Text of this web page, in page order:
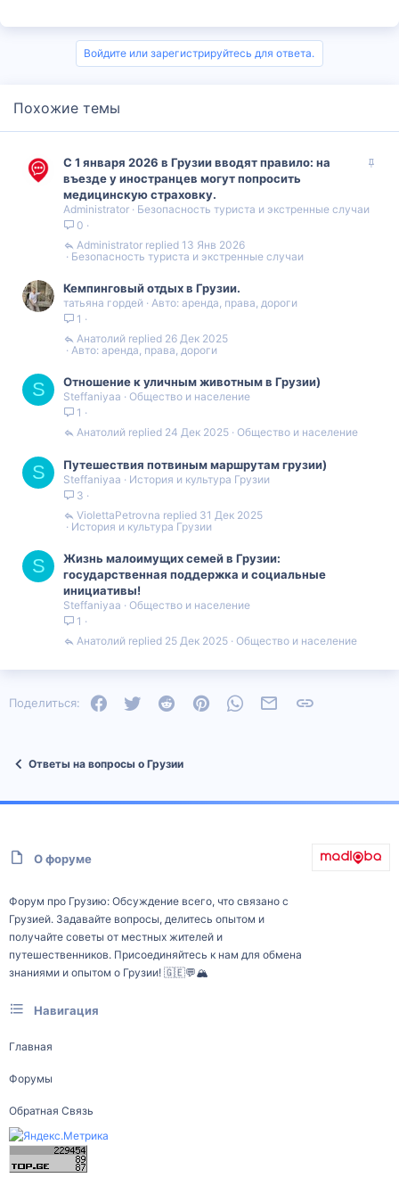
Войдите или зарегистрируйтесь для ответа.
Похожие темы
С 1 января 2026 в Грузии вводят правило: на
въезде у иностранцев могут попросить
медицинскую страховку.
Administrator
Безопасность туриста и экстренные случаи
0
Безопасность туриста и экстренные случаи
13 Янв 2026
Administrator
Кемпинговый отдых в Грузии.
татьяна гордей
Авто: аренда, права, дороги
1
Авто: аренда, права, дороги
26 Дек 2025
Анатолий
S Отношение к уличным животным в Грузии)
Steffaniyaa
Общество и население
1
Общество и население
24 Дек 2025
Анатолий
S Путешествия потвиным маршрутам грузии)
Steffaniyaa
История и культура Грузии
3
История и культура Грузии
31 Дек 2025
ViolettaPetrovna
S
Жизнь малоимущих семей в Грузии:
государственная поддержка и социальные
инициативы!
Steffaniyaa
Общество и население
1
Общество и население
25 Дек 2025
Анатолий
Поделиться: FacebookTwitter Reddit PinterestWhatsAppЭлектронная почта
Ответы на вопросы о Грузии
О форуме
Форум про Грузию: Обсуждение всего, что связано с
Грузией. Задавайте вопросы, делитесь опытом и
получайте советы от местных жителей и
путешественников. Присоединяйтесь к нам для обмена
знаниями и опытом о Грузии! 🇬🇪💬🏔️
Навигация
Главная
Форумы
Обратная Связь